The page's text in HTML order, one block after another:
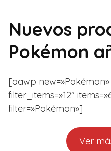
Nuevos
Pokémon
[aawp
filter_items=»12″
filter=»Pokémon»]
Ver